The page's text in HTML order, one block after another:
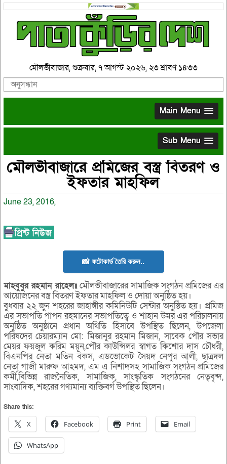
মৌলভীবাজার, শুক্রবার, ৭ আগস্ট ২০২৬, ২৩ শ্রাবণ ১৪৩৩
Main Menu
Sub Menu
মৌলভীবাজারে প্রমিজের বস্ত্র বিতরণ ও
ইফতার মাহফিল
June 23, 2016,
📸 ফটোকার্ড তৈরি করুন..
মাহবুবুর রহমান রাহেল॥মৌলভীবাজারের সামাজিক সংগঠন প্রমিজের এর
আয়োজনের বস্ত্র বিতরণ ইফতার মাহফিল ও দোয়া অনুষ্ঠিত হয়।
বুধবার ২২ জুন শহরের জাহাঙ্গীর কমিনিউটি সেন্টার অনুষ্ঠিত হয়। প্রমিজ
এর সভাপতি পাপন রহমানের সভাপতিত্বে ও শাহান উমর এর পরিচালনায়
অনুষ্ঠিত অনুষ্ঠানে প্রধান অথিতি হিসাবে উপস্থিত ছিলেন, উপজেলা
পরিষদের চেয়ারম্যান মো: মিজানুর রহমান মিজান, সাবেক পৌর সভার
মেয়র ফয়জুল করিম ময়ূন,পৌর কাউন্সিলর স্বাগত কিশোর দাস চৌধরী,
বিএনপির নেতা মতিন বকস, এডভোকেট সৈয়দ নেপুর আলী, ছাত্রদল
নেতা গাজী মারুফ আহমদ, এম এ নিশাদসহ সামাজিক সংগঠন প্রমিজের
কর্মী,বিভিন্ন রাজনৈতিক, সামাজিক, সাংস্কৃতিক সংগঠনের নেতৃবৃন্দ,
সাংবাদিক, শহরের গণ্যমান্য ব্যক্তিবর্গ উপস্থিত ছিলেন।
Share this:
X Facebook Print Email
WhatsApp